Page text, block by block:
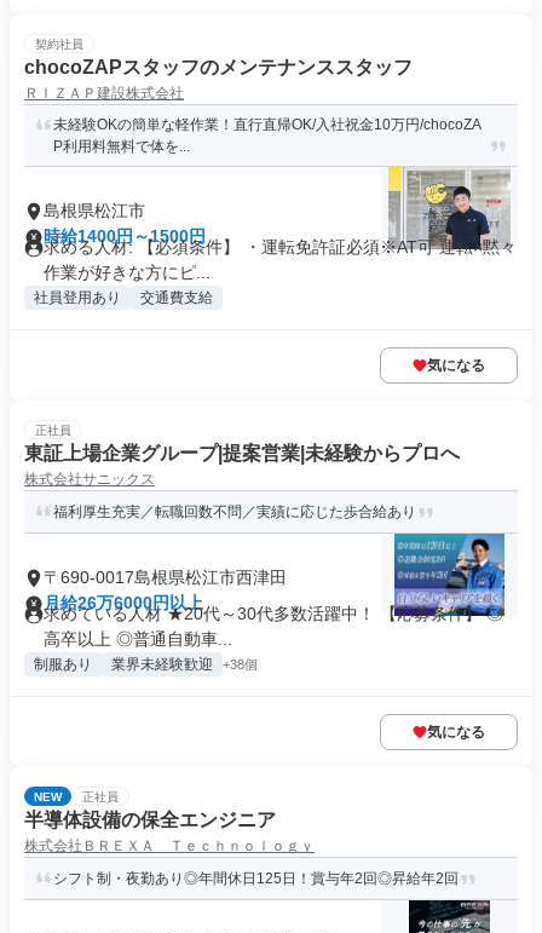
契約社員
chocoZAPスタッフのメンテナンススタッフ
ＲＩＺＡＰ建設株式会社
未経験OKの簡単な軽作業！直行直帰OK/入社祝金10万円/chocoZA
P利用料無料で体を...
島根県松江市
時給1400円～1500円
求める人材: 【必須条件】 ・運転免許証必須※AT可 運転×黙々
作業が好きな方にピ...
社員登用あり 交通費支給
気になる
正社員
東証上場企業グループ|提案営業|未経験からプロへ
株式会社サニックス
福利厚生充実／転職回数不問／実績に応じた歩合給あり
〒690-0017島根県松江市西津田
月給26万6000円以上
求めている人材 ★20代～30代多数活躍中！ 【応募条件】 ◎
高卒以上 ◎普通自動車...
制服あり 業界未経験歓迎 +38個
気になる
NEW 正社員
半導体設備の保全エンジニア
株式会社ＢＲＥＸＡ Ｔｅｃｈｎｏｌｏｇｙ
シフト制・夜勤あり◎年間休日125日！賞与年2回◎昇給年2回